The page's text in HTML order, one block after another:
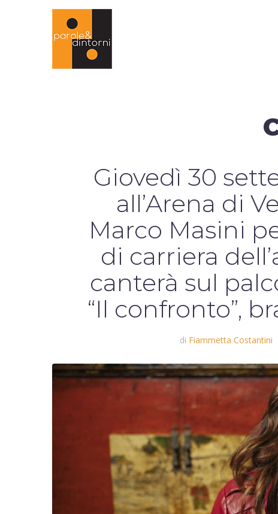
Giovedì 30
all’Arena di
Marco Masini
di carriera
canterà sul
“Il confronto”,
di Fiammetta Costantini